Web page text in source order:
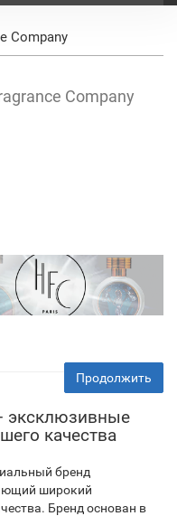
Company
Company
Продолжить
эксклюзивные
качества
бренд
широкий
Бренд основан в